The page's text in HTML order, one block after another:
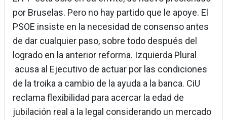
por Bruselas. Pero no hay partido que le apoye. El
PSOE insiste en la necesidad de consenso antes
de dar cualquier paso, sobre todo después del
logrado en la anterior reforma. Izquierda Plural
acusa al Ejecutivo de actuar por las condiciones
de la troika a cambio de la ayuda a la banca. CiU
reclama flexibilidad para acercar la edad de
jubilación real a la legal considerando un mercado